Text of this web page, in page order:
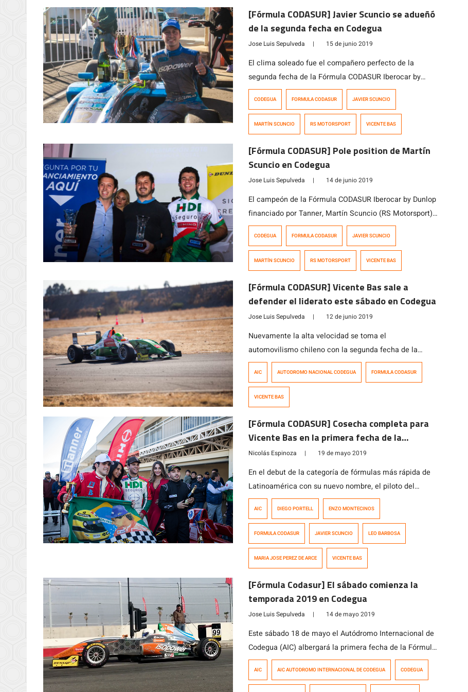
[Fórmula CODASUR] Javier Scuncio se adueñó
de la segunda fecha en Codegua
Jose Luis Sepulveda | 15 de junio 2019
El clima soleado fue el compañero perfecto de la
segunda fecha de la Fórmula CODASUR Iberocar by
Dunlop financiado por Tanner que se disputó en un
esta oportunidad premió como vencedor a Javier
Scuncio (RS Motorsport), quien sumó la mayor cantidad
de puntos en las dos carreras […]
CODEGUA FORMULA CODASUR JAVIER SCUNCIO
MARTÍN SCUNCIO RS MOTORSPORT VICENTE BAS
[Fórmula CODASUR] Pole position de Martín
Scuncio en Codegua
Jose Luis Sepulveda | 14 de junio 2019
El campeón de la Fórmula CODASUR Iberocar by Dunlop
financiado por Tanner, Martín Scuncio (RS Motorsport),
dijo presente en la temporada 2019 de la categoría de
clasificaciones disputadas hoy en el Autódromo
Internacional de Codegua. El piloto trasandino, que no
participó en la primera fecha, fue […]
CODEGUA FORMULA CODASUR JAVIER SCUNCIO
MARTÍN SCUNCIO RS MOTORSPORT VICENTE BAS
[Fórmula CODASUR] Vicente Bas sale a
defender el liderato este sábado en Codegua
Jose Luis Sepulveda | 12 de junio 2019
Nuevamente la alta velocidad se toma el
automovilismo chileno con la segunda fecha de la
Fórmula CODASUR Iberocar by Dunlop financiado por
Deportiva de Automovilismo Sudamericano (CODASUR),
visó para esta temporada la categoría que se corre en
Chile […]
AIC AUTODROMO NACIONAL CODEGUA FORMULA CODASUR
VICENTE BAS
[Fórmula CODASUR] Cosecha completa para
Vicente Bas en la primera fecha de la
temporada
Nicolás Espinoza | 19 de mayo 2019
En el debut de la categoría de fórmulas más rápida de
Latinoamérica con su nuevo nombre, el piloto del
equipo HDI Seguros – Hino, Vicente Bas, se impuso con
Codegua ante un muy buen marco de público. En […]
AIC DIEGO PORTELL ENZO MONTECINOS
FORMULA CODASUR JAVIER SCUNCIO LEO BARBOSA
MARIA JOSE PEREZ DE ARCE VICENTE BAS
[Fórmula Codasur] El sábado comienza la
temporada 2019 en Codegua
Jose Luis Sepulveda | 14 de mayo 2019
Este sábado 18 de mayo el Autódromo Internacional de
Codegua (AIC) albergará la primera fecha de la Fórmula
Codasur. La competencia sudamericana con los
AIC AIC AUTODROMO INTERNACIONAL DE CODEGUA CODEGUA